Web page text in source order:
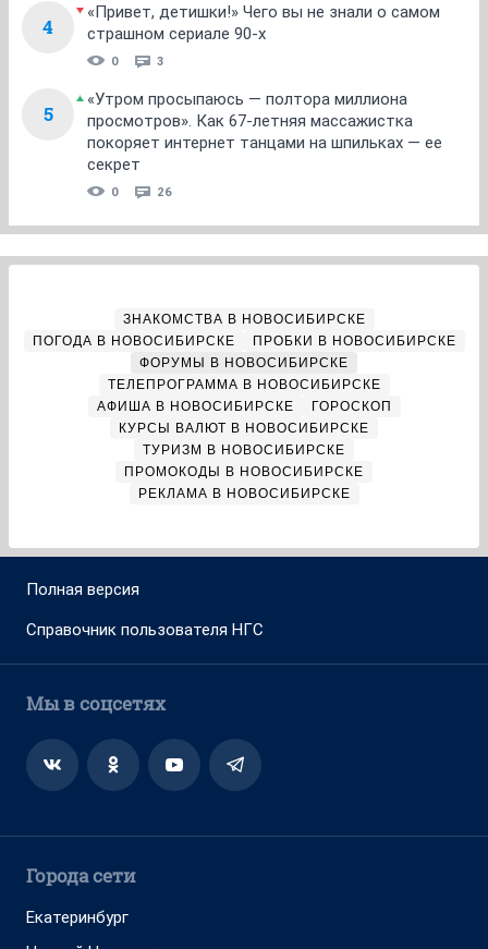
4
«Привет, детишки!» Чего вы не знали о самом
страшном сериале 90-х
0 3
5
«Утром просыпаюсь — полтора миллиона
просмотров». Как 67-летняя массажистка
покоряет интернет танцами на шпильках — ее
секрет
0 26
ЗНАКОМСТВА В НОВОСИБИРСКЕ
ПОГОДА В НОВОСИБИРСКЕ
ПРОБКИ В НОВОСИБИРСКЕ
ФОРУМЫ В НОВОСИБИРСКЕ
ТЕЛЕПРОГРАММА В НОВОСИБИРСКЕ
АФИША В НОВОСИБИРСКЕ
ГОРОСКОП
КУРСЫ ВАЛЮТ В НОВОСИБИРСКЕ
ТУРИЗМ В НОВОСИБИРСКЕ
ПРОМОКОДЫ В НОВОСИБИРСКЕ
РЕКЛАМА В НОВОСИБИРСКЕ
Полная версия
Справочник пользователя НГС
Мы в соцсетях
Города сети
Екатеринбург